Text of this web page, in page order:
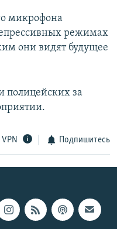
микрофона
режимах
они видят будущее
полицейских за
Подпишитесь